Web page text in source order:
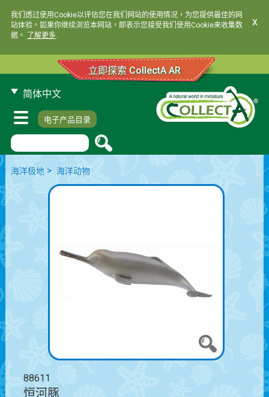
我们透过使用Cookie以评估您在我们网站的使用情况，为您提供最佳的网
站体验。如果你继续浏览本网站，即表示您接受我们使用Cookie来收集数
据。
了解更多.
x
立即探索 CollectA AR
简体中文
电子产品目录
海洋极地> 海洋动物
88611
恒河豚